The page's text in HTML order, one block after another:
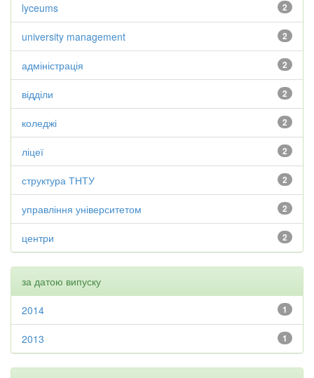
2
lyceums
2
university management
2
адміністрація
2
відділи
2
коледжі
2
ліцеї
2
структура ТНТУ
2
управління університетом
2
центри
за датою випуску
1
2014
1
2013